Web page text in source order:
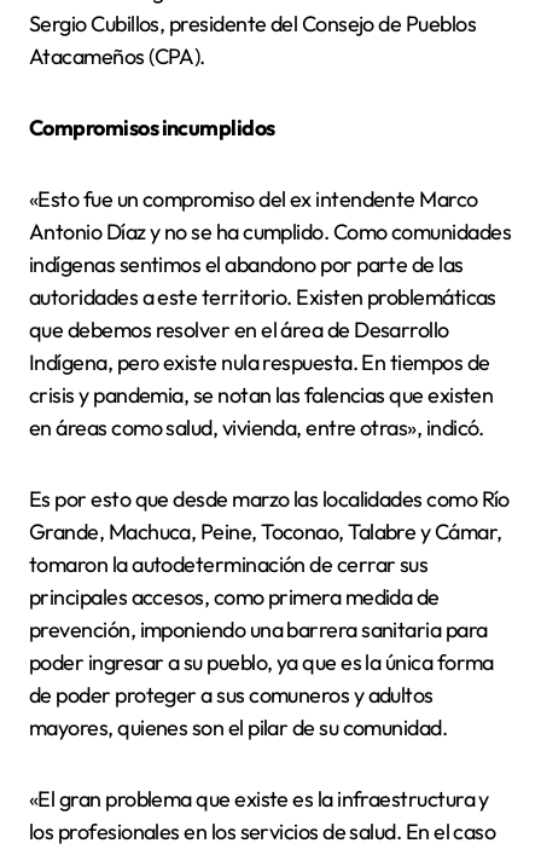
Sergio Cubillos, presidente del Consejo de Pueblos
Atacameños (CPA).
Compromisos incumplidos
«Esto fue un compromiso del ex intendente Marco
Antonio Díaz y no se ha cumplido. Como comunidades
indígenas sentimos el abandono por parte de las
autoridades a este territorio. Existen problemáticas
que debemos resolver en el área de Desarrollo
Indígena, pero existe nula respuesta. En tiempos de
crisis y pandemia, se notan las falencias que existen
en áreas como salud, vivienda, entre otras», indicó.
Es por esto que desde marzo las localidades como Río
Grande, Machuca, Peine, Toconao, Talabre y Cámar,
tomaron la autodeterminación de cerrar sus
principales accesos, como primera medida de
prevención, imponiendo una barrera sanitaria para
poder ingresar a su pueblo, ya que es la única forma
de poder proteger a sus comuneros y adultos
mayores, quienes son el pilar de su comunidad.
«El gran problema que existe es la infraestructura y
los profesionales en los servicios de salud. En el caso